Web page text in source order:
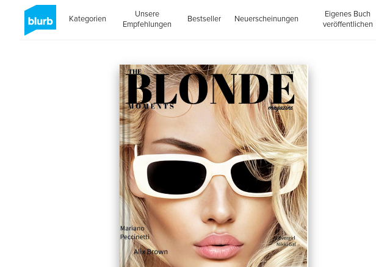
Kategorien
Unsere
Empfehlungen
Bestseller Neuerscheinungen
Eigenes Buch
veröffentlichen